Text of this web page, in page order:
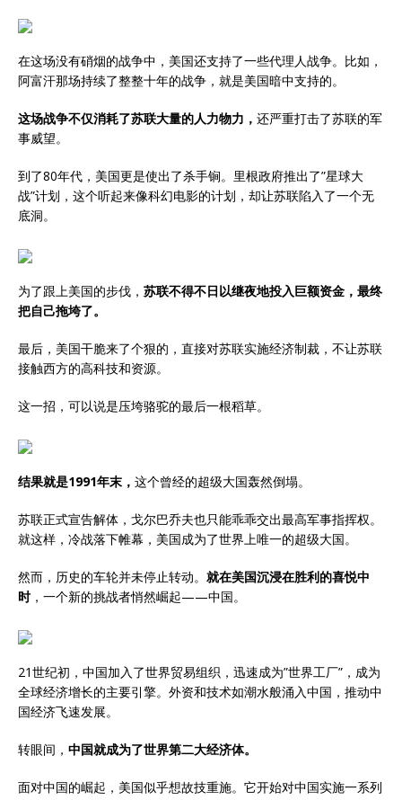
在这场没有硝烟的战争中，美国还支持了一些代理人战争。比如，
阿富汗那场持续了整整十年的战争，就是美国暗中支持的。
这场战争不仅消耗了苏联大量的人力物力， 还严重打击了苏联的军
事威望。
到了80年代，美国更是使出了杀手锏。里根政府推出了”星球大
战”计划，这个听起来像科幻电影的计划，却让苏联陷入了一个无
底洞。
为了跟上美国的步伐， 苏联不得不日以继夜地投入巨额资金，最终
把自己拖垮了。
最后，美国干脆来了个狠的，直接对苏联实施经济制裁，不让苏联
接触西方的高科技和资源。
这一招，可以说是压垮骆驼的最后一根稻草。
结果就是1991年末， 这个曾经的超级大国轰然倒塌。
苏联正式宣告解体，戈尔巴乔夫也只能乖乖交出最高军事指挥权。
就这样，冷战落下帷幕，美国成为了世界上唯一的超级大国。
然而，历史的车轮并未停止转动。 就在美国沉浸在胜利的喜悦中
时，一个新的挑战者悄然崛起——中国。
21世纪初，中国加入了世界贸易组织，迅速成为”世界工厂”，成为
全球经济增长的主要引擎。外资和技术如潮水般涌入中国，推动中
国经济飞速发展。
转眼间， 中国就成为了世界第二大经济体。
面对中国的崛起，美国似乎想故技重施。它开始对中国实施一系列